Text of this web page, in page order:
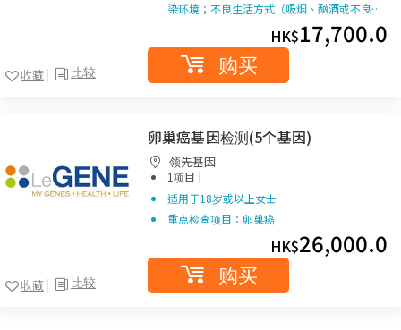
比较
收藏
染环境；不良生活方式（吸烟、酗酒或不良…
HK$17,700.0
购买
比较
收藏
卵巢癌基因检测(5个基因)
领先基因
1项目 |
适用于18岁或以上女士
重点检查项目：卵巢癌
HK$26,000.0
购买